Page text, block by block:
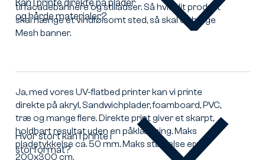
PVC-
banner?
til facadebannere og stilladser. Så hvis dit produkt
skal hænge et vindfølsomt sted, så skal du bruge
Mesh banner.
Kan I printe direkte på plader
og hårde materialer?
Kan
I
og
hårde
materialer?
Ja, med vores UV-flatbed printer kan vi printe
direkte på akryl, Sandwichplader, foamboard, PVC,
træ og mange flere. Direkte print giver et skarpt,
holdbart resultat uden en påklæbning. Maks
pladetykkelse ca. 50 mm. Maks størrelse er
200x300 cm.
Hvor stort kan I printe i
storformat?
Hvor